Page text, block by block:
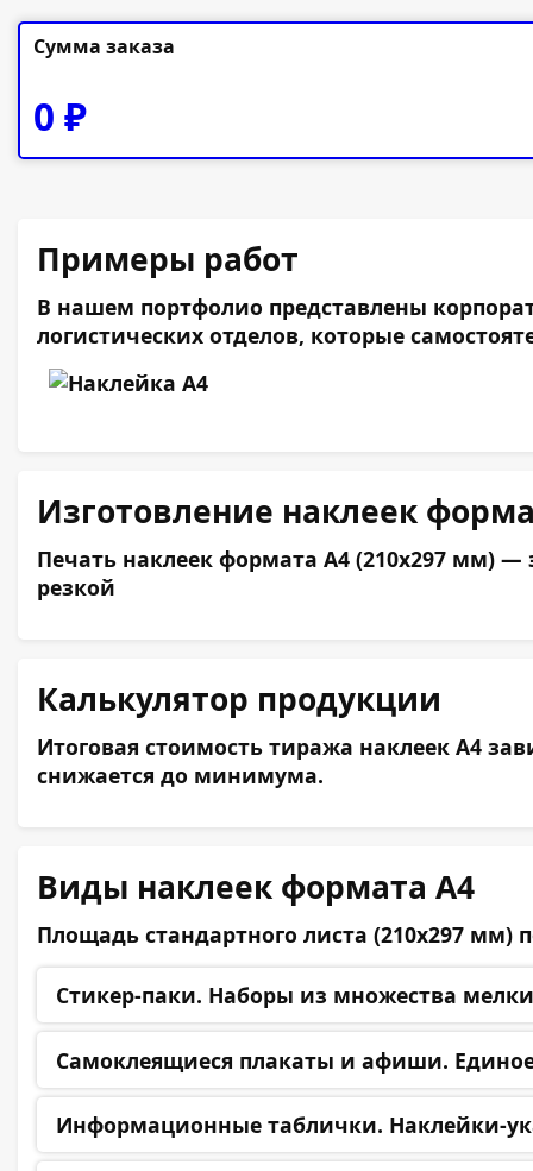
Сумма заказа
0 ₽
Примеры работ
В нашем портфолио представлены
логистических отделов, которые
Изготовление наклеек
Печать наклеек формата А4 (210х297 мм)
резкой
Калькулятор продукции
Итоговая стоимость тиража наклеек А4
снижается до минимума.
Виды наклеек формата А4
Площадь стандартного листа (210х297 мм)
Стикер-паки. Наборы из множества
Самоклеящиеся плакаты и афиши.
Информационные таблички. Наклейки-